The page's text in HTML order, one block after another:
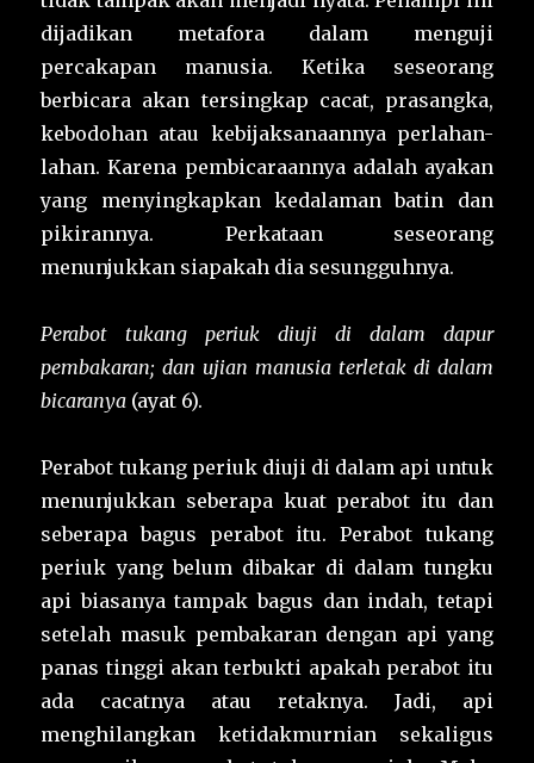
dijadikan metafora dalam menguji
percakapan manusia. Ketika seseorang
berbicara akan tersingkap cacat, prasangka,
kebodohan atau kebijaksanaannya perlahan-
lahan. Karena pembicaraannya adalah ayakan
yang menyingkapkan kedalaman batin dan
pikirannya. Perkataan seseorang
menunjukkan siapakah dia sesungguhnya.
Perabot tukang periuk diuji di dalam dapur
pembakaran; dan ujian manusia terletak di dalam
bicaranya (ayat 6).
Perabot tukang periuk diuji di dalam api untuk
menunjukkan seberapa kuat perabot itu dan
seberapa bagus perabot itu. Perabot tukang
periuk yang belum dibakar di dalam tungku
api biasanya tampak bagus dan indah, tetapi
setelah masuk pembakaran dengan api yang
panas tinggi akan terbukti apakah perabot itu
ada cacatnya atau retaknya. Jadi, api
menghilangkan ketidakmurnian sekaligus